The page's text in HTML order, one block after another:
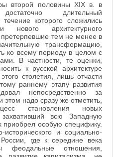
второй половины XIX в. в
достаточно длительный
которого сложились
нового архитектурного
тем не менее в
трансформацию,
ко всему периоду в целом с
В частности, те оценки,
к русской архитектуре
столетия, лишь отчасти
раннему этапу развития
непосредственно за
надо сразу же отметить,
становления новых
захвативший всю Западную
приобрел особую специфику.
и социально-
где к середине века
отношения,